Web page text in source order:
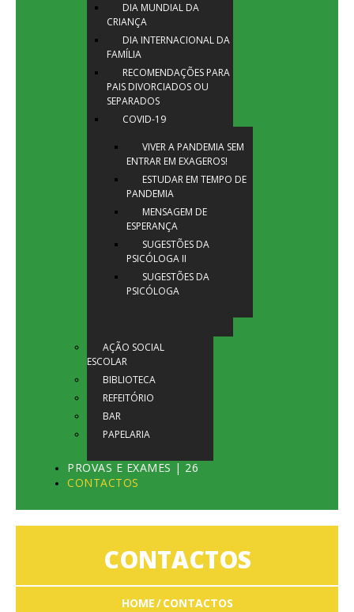
DIA MUNDIAL DA
CRIANÇA
DIA INTERNACIONAL DA
FAMÍLIA
RECOMENDAÇÕES PARA
PAIS DIVORCIADOS OU
SEPARADOS
COVID-19
VIVER A PANDEMIA SEM
ENTRAR EM EXAGEROS!
ESTUDAR EM TEMPO DE
PANDEMIA
MENSAGEM DE
ESPERANÇA
SUGESTÕES DA
PSICÓLOGA II
SUGESTÕES DA
PSICÓLOGA
AÇÃO SOCIAL
ESCOLAR
BIBLIOTECA
REFEITÓRIO
BAR
PAPELARIA
PROVAS E EXAMES | 26
CONTACTOS
CONTACTOS
HOME CONTACTOS